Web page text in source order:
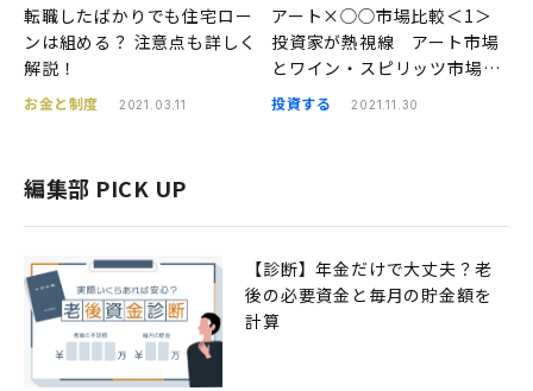
転職したばかりでも住宅ロー
ンは組める？ 注意点も詳しく
解説！
お金と制度 2021.03.11
アート×◯◯市場比較＜1＞
投資家が熱視線 アート市場
とワイン・スピリッツ市場、
価格の伸び率を比較する
投資する 2021.11.30
編集部 PICK UP
【診断】年金だけで大丈夫？老
後の必要資金と毎月の貯金額を
計算